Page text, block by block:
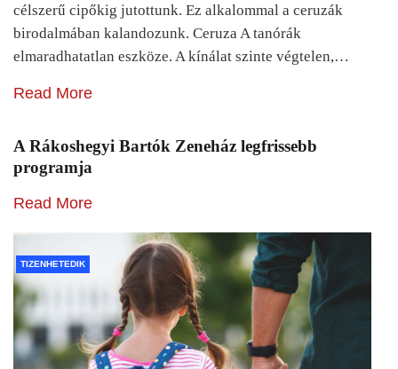
célszerű cipőkig jutottunk. Ez alkalommal a ceruzák
birodalmában kalandozunk. Ceruza A tanórák
elmaradhatatlan eszköze. A kínálat szinte végtelen,…
Read More
A Rákoshegyi Bartók Zeneház legfrissebb
programja
Read More
TIZENHETEDIK